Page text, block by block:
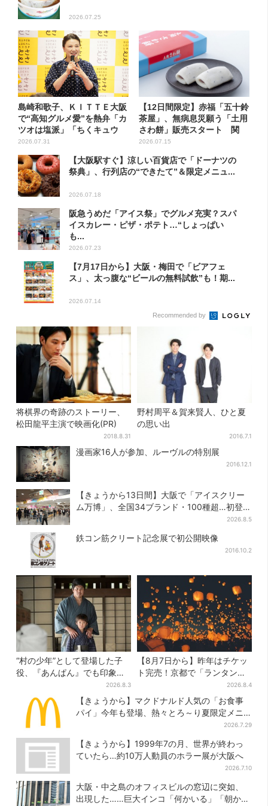
2026.07.25
島崎和歌子、ＫＩＴＴＥ大阪
で“高知グルメ愛”を熱弁「カ
ツオは塩派」「ちくキュウ
が...
2026.07.31
【12日間限定】赤福「五十鈴
茶屋」、無病息災願う「土用
さわ餅」販売スタート 関
西...
2026.07.15
【大阪駅すぐ】涼しい百貨店で「ドーナツの
祭典」、行列店の“できたて”＆限定メニュ...
2026.07.18
阪急うめだ「アイス祭」でグルメ充実？スパ
イスカレー・ピザ・ポテト…“しょっぱい
も...
2026.07.23
【7月17日から】大阪・梅田で「ビアフェ
ス」、太っ腹な“ビールの無料試飲”も！期...
2026.07.14
Recommended by
将棋界の奇跡のストーリー、
松田龍平主演で映画化(PR)
2018.8.31
野村周平＆賀来賢人、ひと夏
の思い出
2016.7.1
漫画家16人が参加、ルーヴルの特別展
2016.12.1
【きょうから13日間】大阪で「アイスクリー
ム万博」、全国34ブランド・100種超…初登場
2026.8.5
鉄コン筋クリート記念展で初公開映像
2016.10.2
“村の少年”として登場した子
役、『あんぱん』でも印象的
だった…視聴者驚き「どうり
で演技上手だと」
2026.8.3
【8月7日から】昨年はチケッ
ト完売！京都で「ランタンフ
ェス」、最大3500の光が夜空
に…会場には縁日も
2026.8.4
【きょうから】マクドナルド人気の「お食事
パイ」今年も登場、熱々とろ～り夏限定メニ
2026.7.29
【きょうから】1999年7の月、世界が終わっ
ていたら…約10万人動員のホラー展が大阪へ
2026.7.10
大阪・中之島のオフィスビルの窓辺に突如、
出現した……巨大インコ「何かいる」「朝から